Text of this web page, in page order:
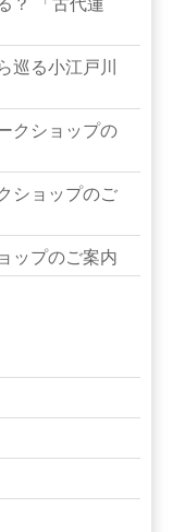
？ 「古代蓮
巡る小江戸川
クショップの
ショップのご
ップのご案内